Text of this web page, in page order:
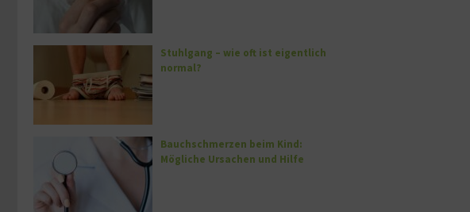
Stuhlgang – wie oft ist eigentlich
normal?
Bauchschmerzen beim Kind:
Mögliche Ursachen und Hilfe